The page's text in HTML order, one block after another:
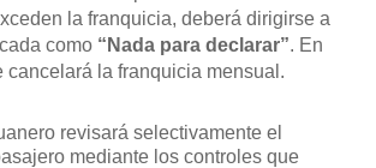
la franquicia, deberá dirigirse a
como “Nada para declarar”. En
cancelará la franquicia mensual.
revisará selectivamente el
mediante los controles que